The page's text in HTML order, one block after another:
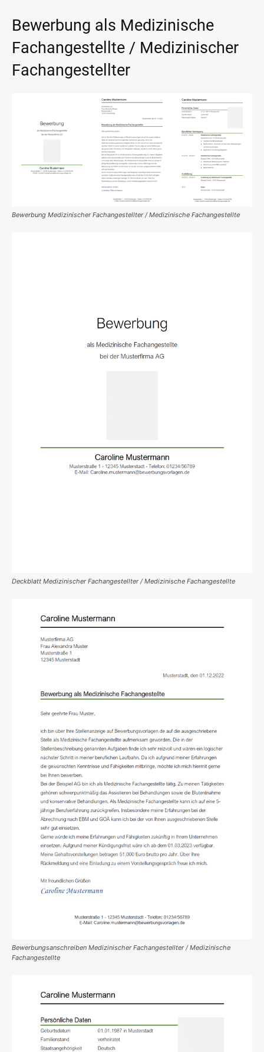
Bewerbung als Medizinische
Fachangestellte / Medizinischer
Fachangestellter
Bewerbung Medizinischer Fachangestellter / Medizinische Fachangestellte
Deckblatt Medizinischer Fachangestellter / Medizinische Fachangestellte
Bewerbungsanschreiben Medizinischer Fachangestellter / Medizinische
Fachangestellte